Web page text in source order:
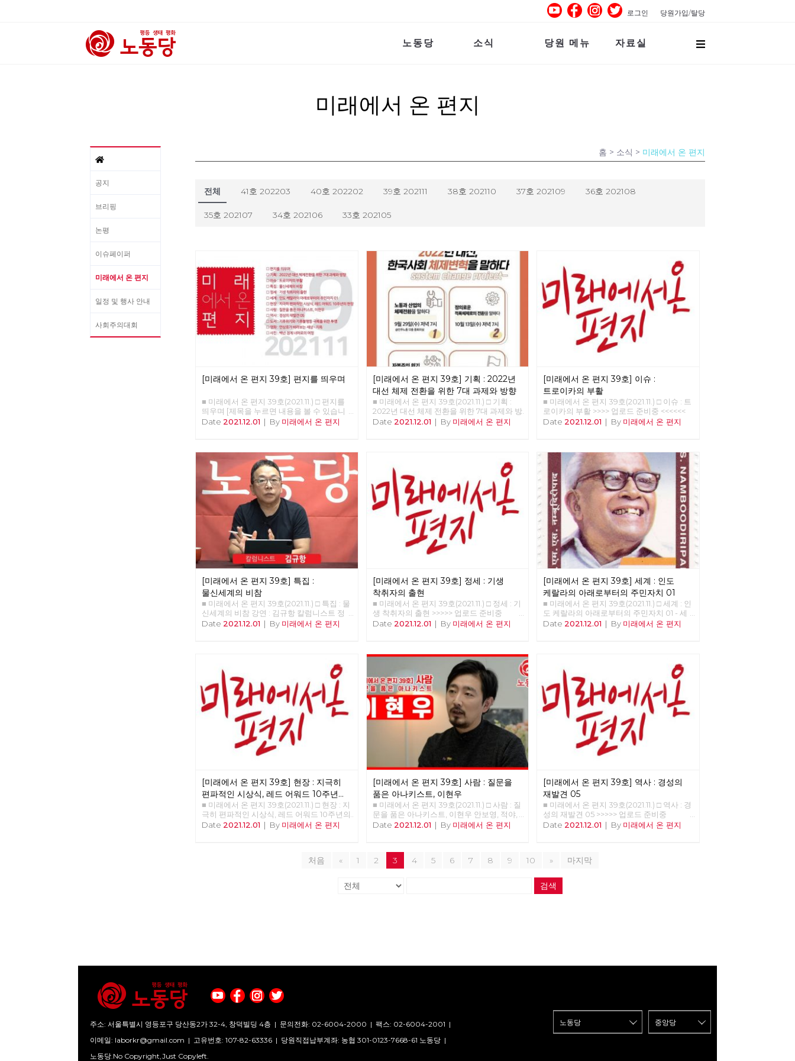
로그인 당원가입/탈당
노동당 소식 당원 메뉴 자료실
미래에서 온 편지
공지
브리핑
논평
이슈페이퍼
미래에서 온 편지
일정 및 행사 안내
사회주의대회
홈 > 소식 > 미래에서 온 편지
전체 41호 202203 40호 202202 39호 202111 38호 202110 37호 202109 36호 202108
35호 202107 34호 202106 33호 202105
[미래에서 온 편지 39호] 편지를 띄우며
■ 미래에서 온 편지 39호(2021.11.) □ 편지를
띄우며 [제목을 누르면 내용을 볼 수 있습니
다.] □ 편지를 띄우며 □ 기획 : 2022년 대선 체
아래로부터의 주민자치 01 □ 현장 : 지극히 편
파적인 시상식, 레드 어워드 10주년의 현장 □
사람 : 질문을 품은 아나키스트, 이현우 □ 역
사 : 경성의 재발견 05 □ 도서 : 기후위기와 기
후불평등 극복을 위한 투쟁 □ 영화 : 연상호가
바라보는 세상 - 지옥 □ 사진 : 백년 경계 너머
로의 여정
Date 2021.12.01 | By 미래에서 온 편지
[미래에서 온 편지 39호] 기획 : 2022년
대선 체제 전환을 위한 7대 과제와 방향
■ 미래에서 온 편지 39호(2021.11.) □ 기획 : 2022년 대선 체제 전환을 위한 7대 과제와 방향 홍석만 참세상연구소 연구원 이제, 정권이 아닌 체제를 바꿀 때 지금 한국 사회는 총체적 위기에 처해 있다. 경제 위기와 생태 위기 이로 인한 우리 삶의 위기가 바로 그것이다. 한국 경제는 IMF 외환 위기, 2008년 글로벌 금융 위기 이어 코로나19 경제 위기를 겪고 있다. 과거 두 차례의 경제 위기 극복이 노동자·민중의 희생에 기초해 이뤄지고 있듯이, 최근 팬데믹으로 인한 경제 위기 역시 노동자·민중의 일방적 희생을 낳고 있다. 더 근본적인 문제는 한국 경제가 성장해도 우리의 삶은 나아지지 않는다는 점이다. ‘고용 없는 성장’이 지속하고 있으며, 새로 창출되는 고용은 ‘저임금·불안정 일자리’뿐이다. 경제 성장의 과실은 경제를 장악한 재벌과 자산 소유자에게만 집중되고 있다. 재벌의 사내 유보금은 천문학적으로 커지고 있지만, 가계 소득은 악화하고 있다. 자산 격차는 코로나19 팬데믹 이후 더욱 커지고 있다. 경제가 성장해도 자본과 자산 소유자의 부(富)만 늘어날 뿐, 경제 불평등과 빈곤은 나날이 심화하고 있다. 이는 자본주의에서 경제위기는 반복될 수밖에 없으며, ‘파이를 키워 나눈다’라는 자본주의 경제 논리는 파국을 맞았음을 말한다. ‘소수 재벌과 자산 불로소득자를 위한 경제’를 ‘모든 사회 구성원의 인간다운 삶을 보장하는 경제’로 체제를 바꾸지 않는 한 경제위기와 노동의 위기를 극복할 수 없다. 기후 위기·생태 위기 역시 심각하다. 생태 파괴의 결과로 코로나19 바이러스와 같은 인수공통감염병의 주기적 창궐이라는 위험 앞에 놓였고, 기후 재앙도 전 세계를 엄습하고 있다. 그런데 코로나19 펜데믹이 그렇듯, 기후 위기의 피해 역시 차별적으로 작동한다. 기후 위기의 주범은 소수의 역사적 탄소 다배출국과 화석 연료를 많이 사용한 대자본임에도 불구하고, 제3세계 국가와 노동자 민중은 기후 위기로 생존의 위기에 몰리고 있다. 부를 독점하여 경제적 불평등 체제를 낳은 주범이 기후 위기의 주범이기도 하다는 사실은 불평등 체제와 기후 위기가 동전의 양면이라는 점을 말하는 것이자, 기후 위기가 자본주의의 결과라는 것을 말한다. 자본주의는 더 많은 이윤을 위해 더 많이 생산하고 노동자를 더 많이 착취하며, 생태계의 자정 능력이 감당할 수 없을 정도로 자연을 수탈하는 체제다. 기업 주도의 녹색 산업 창출이나, 착한 소비자 운동으로는 기후 위기와 생태 파괴를 극복할 수 없다. 생명과 생태 파괴의 대재앙을 불러올 핵 발전도 기후 위기의 대안이 결단코 아니다. 기약 없는 탄소 배출 저감 기술 발전과 시장 규제를 통해 이루겠다는 탄소 중립은 독점 자본의 시장 이윤을 보장하기 위한 거짓과 기만의 방식일 뿐이다. 과잉 생산-과소비로 낭비되는 물자와 자원은 생산량의 30% 가깝고 이를 필요한 만큼, 계획한 만큼만 줄여도 탄소 배출량의 30% 이상을 줄일 수 있다. 무엇보다 경제 체제가 바뀌어야 한다. 자본주의 세계 경제는 지금 성장의 한계를 넘어 경제 성장률이 마이너스(-)가 되어 경제 규모가 축소되는 역상장을 코앞에 두고 있다. 미국과 유럽 등 선진국의 평균 경제 성장률은 이미 0%대에 접어들었고, 기후 위기 확대에 따른 경제 피해의 증가로 빠르면 2030년을 전후로 마이너스 성장(역성장) 국면에 들어간다. 한국 경제도 이제 성장률 1% 대에 들어갔고 2050년 탄소 순배출이 0에 도달하는 탄소 중립을 이루더라도 그즈음 역성장에 들어갈 전망이다. 탄소 감축에 실패해 현재의 탄소 배출량을 지속하면 2030년대 중반 무렵부터 역성장 한다. 위기는 경제 불평등의 심화와 생태 위기에 그치지 않는다. 코로나19로 ‘공적 역할’의 중요성이 커지고 있음에도 불구하고, 한국 사회는 여전히 의료-주택-교육-돌봄의 영역이 시장에 맡겨져 있어, 존엄한 삶을 누릴 권리를 보장받지 못하고 있다. 한반도 정전 체제와 미·중 패권 경쟁의 심화로 한반도 평화는 아직도 염원으로만 남아 있다. 여성, 성 소수자, 장애인, 이주민, 청소년 등 사회적 소수자들은 인간다운 삶을 누릴 권리를 얻지 못한 채, 차별과 배제를 넘어 ‘혐오’의 대상으로까지 되고 있다. 한국 사회를 지배하는‘가치관’의 위기도 심각합니다. 사다리 꼭대기에 오르기 위한 치열한 경쟁 논리와 이를 뒷받침하는 공정성이 유일한 정의인 양 외쳐지고 있다. 이윤의 성장을 뜻하는 자본주의 성장 경제는 현실적, 환경적, 물리적 한계를 맞고 있고 이윤이 아닌 사회적 가치를 생산하는 경제 체제로의 전환을 예고하고 있다. ‘더 많은 이윤-더 많은 생산-더 많은 소비’를 하며 ‘더 많은 노동-더 많은 자연 수탈’에 의해 지탱되는 자본주의를 ‘필요한 만큼 계획적으로 생산하고 소비’하며, ‘더 적은 노동으로 자연과 공존하는 생태 사회’로 전환해야 한다. 이제 뒤엎고 바꿔야 한다. 그것이 체제 전환이다. 우리의 삶이 자본의 돈벌이에 내맡겨지지 않고 사회와 국가가 책임지고 존엄한 삶을 보장하는 사회, 인간과 자연이 공존하는 생태 사회, 차별과 배제·혐오가 없는 평등한 연대 사회, 핵과 전쟁 위기 없는 평화로운 한반도를 만들어야 한다. 2022년은 대통령 선거와 지방 선거가 연이어 있는 해이다. 특히 2022년 대선은 문재인 정부에 대한 평가를 넘어 코로나19를 계기로 부각된 한국 사회 전환의 방향을 둘러싼 대격돌이 벌어지는 장이 될 것이다. 민주당, 국민의힘과 같은 보수 기득권 정당은 경제 위기-생태 위기-삶의 위기를 낳은 공범으로 이를 해결할 의지도, 능력도 없다. 한국 사회의 대전환을 말하지만, 현재 한국 사회를 좀 고쳐 쓰자는 소위 ‘진보 정치’로는 한국 사회의 총체적 위기를 근본적으로 해결할 수 없다. 오직 ‘자본주의 너머’를 현실로 만들고 이를 향해 투쟁할 때 ‘경제 위기, 생태 위기, 삶의 위기’를 극복할 수 있다. ‘정권이 아니라 체제’를 바꿔야 한다. 한국 사회 대전환의 주체는 자본도, 국가도 아닌 바로 우리 노동자·민중이 되어야 한다. 체제 전환의 대안 정치로서 민주적, 생태적 사회주의 정치 운동이 본격화되어야 한다. 1. 재벌 중심 경제 체제에서 만인을 위한 사회적 경제 체제로 전환 1997년 외환위기 이후 한국 경제의 신자유주의 재편이 완료·강화되면서, 재벌과 초국적 자본의 한국 경제 대한 지배력이 강화되었다. 삼성, 현대차, SK, LG, 롯데 등 5대 그룹의 자산은 GDP의 60%에 달할 정도로 소수 재벌에 의한 경제 지배력이 커졌다. 정부 특혜 아래 재벌은 핵심 산업, 제 2금융권, 부동산 투기로 부를 축적하는 한편, 재벌은 반노동 체제, 하청 업체 불공정 거래, 중소 영세 자영업자 생존권 침탈로 막대한 이윤을 축적하고 있다. 그 결과 2020년도 30대 재벌 사내 유보금은 1,045조 원이 넘는다. 특히, 플랫폼 독과점 기업이 재벌화하여 시장 지배를 확대·강화하고 있다. 소비자들에게 편익을, 노동자에게는 유연한 근무를 제공한다고 주장하는 플랫폼 독점 자본은 비용의 일부를 소비자에게 전가하고, 노동자들의 자유와 자기 결정권을 심각하게 훼손하면서 이익을 착취해 가는 자본일 뿐이다. 플랫폼 자본의 과도한 이익은 물가를 높이고, 실질 임금을 낮추어 중소 생산자와 노동자, 대다수의 민중들의 삶을 피폐하게 만든다. 한국 경제 구조는 재벌·독점 기업을 중심으로 하청 계열화 되어 있다. 재화와 서비스를 생산하는 생산 영역에서 재벌과 플랫폼 독점 기업 그리고 이들이 지배하는 기간 산업의 경제적 위상은 막대하다. 따라서 생산 영역을 근본적으로 전환하는 관건은 재벌과 독점 기업의 지배 구조(총수 일가의 황제 경영 구조)를 개혁하는 재벌 개혁 수준을 넘어 재벌의 소유-지배 구조를 근본적으로 개조하는 것이다. 곧 재벌·기간 산업과 플랫폼 독점 기업을 사회화하여 국유 기업 또는 공기업으로 바꾸고, 기업에 대한 노동자·사회적 통제를 결합시켜, 기업 경영의 성과를 노동자를 비롯한 전 사회 구성원이 골고루 누리는 기업으로 재편해야 한다. 또한 재벌이 쌓아 놓은 막대한 독점 이윤을 환수하여 사회적으로 필요한 영역에 투자하거나. 최저임금 인상 등의 노동자 삶의 질 개선, 노동자 민중의 인간다운 삶을 위한 복지 재원으로 쓸 수 있다. 한편, 우리 사회는 2020년 기준으로 상위 1% 가구가 전체 가구 보유 토지의 32.2%를 갖고 있다. 상위 10%(141만 세대)로 확대하면 보유 비중이 77.5%에 달한다. 나머지 90%, 약 1300만 가구가 고작 22.5%의 토지를 보유하고 있다. 법인의 토지 소유 불평등은 더 심각한데, 2020년 기준 상위 1% 법인 2,361곳이 전체 법인 보유 토지의 76.1%를 보유하고 있다. 한국의 땅값은 2018년 말 기준 1경 1,500조 원이며, 이중 민간 보유 땅값은 9,500조 원으로, 1979년 말 325조 원에서 40년 동안 9,164조 원, 문재인 정부 2년 동안에만 2,054조 원 상승했다. 문재인 정부 상위 1%에 속하는 사람 1명당 부동산 불로소득은 연간 25억 원으로 상위 1% 근로 소득(2017년 기준 2.6억)의 9배, 근로 소득 평균(2017년 3,500만원)의 70배에 달한다. 토지와 주택은 재산 형성의 수단이 될 수 없는 모두의 소유물이다. 토지 국유화 정책을 통해 토지에서 발생하는 불로 소득을 막고 주택 등 택지 개발의 이익이 공공의 이익이 되도록 전환해야 한다. 토지뿐만 아니라 금융 불평등도 매우 심각한 수준으로 확대하고 있다. 2019년 기준 전체 배당 소득(22.7조) 중에서 상위 0.1%가 47.1%(10.4조)로 거의 절반을 가져갔다. 상위 10%로 확대하면 93.1%에 해당하는 20.5조를 챙겼다. 이자 소득(총 18조 원)도 마찬가지인데, 상위 1%가 45.5%(8.2조)을 챙겼고, 상위 10%가 전체의 91.0%(16.3조)를 가져갔다. 이처럼 금융 소득 양극화 심화는 물론이고, 상위 계층의 근로 소득 대비 불로 소득 쏠림 현상도 야기한다. 하위 10%가 2019년 얻은 배당 소득과 이자 소득은 각각 1.5억, 1.47억에 그쳤다.(한 명이 1.5억을 가졌다는 것이 아니라 소득 하위 10%인 인구 500만 명의 총 이자 소득이다) 1) 재벌·기간산업·플랫폼 독점 기업의 사회화로 2) 무질서하고 반환경적인 시장 경제에서 생태적·민주적 경제로 3) 재벌과 자산가를 위한 금융/통화에서 노동자·민중을 위한 금융/통화로 4) 토지 사유화에서 토지 국유화로 2. 안전한 일터, 완전 고용을 위한 노동 체제로 전환 저임금-불안정 노동의 확대는 한국 사회 불평등 구조를 악화시키는 주범이다. 우리나라의 상대적 빈곤율은 OECD 회원국 중 네 번째로 높다. OECD에 따르면 2018년부터 2019년 기준 한국의 상대적 빈곤율은 16.7%이다. 상대적 빈곤율은 전체 인구 중 기준 중위 소득의 50%에 미치지 못하는 인구의 비율로 국민 6명 중 한 명으로, 총인구 5천만 명 기준으로 835만여 명이 상대 빈곤에 놓여 있다. 이러한 높은 빈곤율의 원인은 기본적으로 저임금과 비정규직-불안정 일자리의 만연, 단시간 노동의 확대, 소규모 사업장과 비정규 노동자의 ‘노조 할 권리’ 제약, 성별 분업에 기초한 여성 노동의 가치 축소 등이 상대 빈곤과 저임금 구조를 유지·강화시키는 원인이다. 따라서 저임금-불안정 노동을 깨기 위해, 비정규 악법 철폐, 정리해고제 철폐, 원청의 사용자성 인정, 비정규직 우선 해고 금지, 생활 임금을 이뤄야 한다. 더불어 저임금 구조를 유지시키는 성별 분업에 기초한 성차별적 임금-고용을 성평등적 임금-고용으로 바꿔낸다. 또한, 모든 노동자의 ‘노동 3권을 실현’과 함께 ‘노동할 권리’와 ‘정당한 노동의 가치를 인정받을 권리’로 확장한다. 이는 배제와 예외 없는 노동 기본권인 것이다. ‘근로기준법 예외 규정 폐지 및 전면 적용 운동’으로 플랫폼 노동을 포함한 특수 고용 노동자, 작은 사업장 노동자들의 노동 기본권 확대를 이뤄낸다. OECD의 2020년 통계에 의하면, 한국 사회 전체 취업자의 평균 노동 시간은 1,908시간으로 가장 적은 독일의 1,332시간보다 43%이상 길고, 심지어 노동 시간이 길다는 일본의 1,598시간보다도 300시간 이상 길다. 한국의 노동자들이 일본의 노동자들보다 1년에 한 달 반 정도를 더 일한다. 게다가 산재 사망률도 세계 최고 수준이다. 위험의 외주화로 인한 비정규 노동자들의 죽음, 과로사로 인한 노동자의 죽음의 행렬이 이어지고 있다. 무엇보다 장시간 노동은 건강의 악화, 작업 중의 사고 위험 증가, 여가의 부족 등을 야기하기에, 이를 방지하기 위하여 주 당 노동 시간을 30시간으로 정하며 연간 총 노동 시간도 우선 1,500시간 대로 낮춰야 한다. 노동 시간의 제한은 사회적으로 일자리를 나누는 효과도 거둘 것으로 기대된다. 동시에, 이러한 노동 시간의 단축은 연장 근로 제한의 적용이 없는 근로 시간 특례 업종 제도의 폐지와 함께 이루어져 실질적으로 모든 노동자가 그 혜택을 볼 수 있어야 한다. 한편, 현재 자본주의의 구조 위기와 생태 위기 속에서 성장률은 축소 또는 역성장 국면으로 접어들고 있고 그 속에 디지털·산업전환이 이어져 민간의 고용률은 나날이 떨어지고 실업 인구는 날이 갈수록 커지고 있다. 이는 경기 순환 국면에 일시적 직업을 제공해 실업을 해결할 수 없음을 말한다. 따라서 ‘고용 보장’이라는 기본적 요구의 실현은, 그 요구를 체제 변혁 전망과 적극적으로 결합하는 방법 뿐이다. 실업과 불안정 노동층 양산을 통해 축적 위기를 극복하려는 자본에 맞서 ‘생활 임금이 보장된 사회·국가 책임 기본 일자리’를 실현해야 한다. 1) 개인별 이중 노동 시장에서 완전 고용 보장 체제로 2) 저임금-장시간-불안정 노동에서 인간다운 삶을 위한 노동으로 3) 이윤 우선인 노동에서 생명과 안전 우선인 노동으로 3. 모두가 잘 사는 사회·국가 책임 복지 사회로 전환 신자유주의 이후 한국의 복지는 ‘개인’의 책임으로, 그것도 ‘높은 부채’로 지탱되고 있다. 가처분 소득 대비 가계 부채 비율은 2020년 200.7%로 가처분 소득의 두 배를 부채로 끌어다 쓰고 있다. 특히 부채의 절반 정도가 주택 마련이나 전·월세 보증금으로 충당되고 있어, 노동자·민중은 부채에 저당잡힌 삶으로 내몰리고 있다. 취약한 복지는 주택 소유를 노후 복지 대책의 주요 수단으로 만들었다. 특히 외환위기 이후 고용 불안정의 증가, 공적 복지의 미비는 중산층의 부동산 의존성을 더욱 심화시켰는데, 이는 부동산 시장의 붕괴가 곧 노후 복지의 붕괴로 이어짐을 의미한다. 노동할 능력이 있든 없든 모든 사람은 사람다운 삶을 영위할 수 있는 권리를 누려야 한다. 바로 복지는 인간의 ‘기본권’이다. 복지는 개인보다는 가족이, 가족보다는 지역 사회와 국가 차원에서 진행하는 것이 훨씬 비용도 적게 들고, 효과를 극대화할 수 있다. 그러나 자본의 이윤 논리가 최고의 가치인 한국 사회에서 복지는 개인이 책임져야 할 것으로, 불안정 노동을 강요하는 수단으로, 자본의 이윤 수단으로 전락하고 있다. 이에 현 복지 체계를 사회(국가)가 책임지는 방향으로 확 바꿔야 한다. 따라서 복지 문제의 해결을 위해서는 주택 의존적인 복지 해결에서 벗어나 무엇보다 주택 문제와 주거 불안정을 해소하고 교육, 의료 및 필수 공공 사회 서비스의 시장화, 민영화에서 벗어나 공공성을 강화·확장하는 것이 중요하다. 즉, 모두가 행복하고 잘 살 수 있도록 사회와 국가가 복지를 책임지는 복지 사회로의 전환이 필수적이다. 1) 주택을 사는(buy) 것에서 사는(live) 곳으로 2) 입시를 위한 경쟁 교육에서 필요에 따른 평등 교육으로 3) 돈 있어야 받는 의료에서 필요하면 받는 의료로 4) 사회 보장 수준의 획기적 향상, 가사·돌봄·임신·출산·보육·요양 등 필수 사회 서비스 보장 5) 교통·운송·통신·전기 등 공공 서비스의 시장화에서 공영화로 6) 문화·예술의 노동 가치와 공공성 확대 4. 차별과 폭력 없는 평등·연대 사회로 전환 우리 사회에서는 성별, 성정체성, 신체 조건, 외모, 나이, 국적, 인종, 가족 형태, 종교, 사상, 전과, 학력, 재산, 계급 등에서 자신과 다른 존재에 대한 차별과 폭력, 혐오가 만연해 있다. 특히 국민 대다수가 노동자이자 여성이며 다양한 영역에서 소수자 임에도 불구하고 사회는 노동권과 성평등 그리고 차별 금지에 대한 교육과 처벌의 책임을 방기해 왔고 차별과 폭력을 암묵적으로 용인해 왔다. 특히 여성은 자본주의와 가부장제가 상호 결합된 구조 아래 억압-차별을 받고 있다. 성별 분업 구조는 여성의 ‘노동’을 부차화된 노동으로 전락시켜 차별을 정당화하고, 임금 노동과 가사 노동의 이중고를 유지시키며, 여러 형태로 여성의 차별을 재생산하고 있다. 여성가족부의 ‘2020년 성별 임금 격차’ 조사 결과를 보면, 남성 1인당 평균 임금은 7,980만원, 여성은 5,110만원으로 임금 격차가 35.9%에 이르렀는데, 한국의 남녀 임금 격차는 OECD 국가 중 가장 크다. 여성 비정규직 노동자 비율은 45%로, 남성 29.4%보다 15.6%포인트 더 많으며, 여성 저임금 노동자 비율은 24.1%로, 남성 12.0%보다 2배 많았다. 영국 시사 주간지 <이코노미스트>가 지난 3월 발표한 ‘유리천장 지수’ 조사 결과를 보면, 한국의 남녀 임금 격차는 32.5%로 OECD 임금 격차 평균(12.8%)의 2.5배나 됐다. 한편, 여성은 낙태권은 물론이고 임신·출산 등의 재생산의 권리도 박탈당했다. 인구 급증이 문제될 때는 강제 낙태와 피임으로 여성의 몸을 통제했고, 저출산의 시기가 도래하자 ‘낙태 단속’으로 또 여성의 몸을 통제했다. 이성애 중심 가족을 강요하고, 혼인 밖 여성들의 임신·출산의 권리를 박탈하고 있다. 이렇듯 여성은 몸과 노동 모두를 국가(사회)에 의해 통제 당하고 있다. 여기에 여성에게만 강요되는 이중적 성규범은 성폭력 피해자인 여성에게만 책임을 묻고, 가해자들에게 면죄부를 부여했다. 여성에게만 강요되는 감정 노동, 일상화되어 있는 성희롱과 추행 등은 여성들의 계속된 저항에도 쉽게 사라지지 않고 있다. 이로 인해 여성들은 성적 폭력으로 인한 고통에서 헤어나지 못하고 있으며, 디지털 성범죄와 같이 더 잔인하고 교묘하게 여성에 대한 폭력은 확대되고 있다. 또한, 한국 사회에는 성별, 성적 지향 및 성정체성의 차이, 장애 유무, 연령, 인종과 국적 등의 차이가 차별과 억압·배제로 나타나고 있다. 심지어 ‘혐오’의 대상이 되기도 하는데 특히 성소수자가 그렇다. 자본주의는 자본 축적에 필요한 노동력을 공급받기 위해 이성애 가족 만을 정상적 가족으로 인정하면서, 성소수자를 비정상으로 낙인 찍어 왔다. 그 결과 자본주의 시대 들어 그 전 시대보다 성소수자에 대한 혐오와 차별이 심화되었다. 장애인 역시 자본을 위한 이윤 생산에 기여하지 못한다는 이유로 고용 차별과 고용 배제, 그리고 사회와 격리된 삶을 강요당하고 있다. 청소년은 미성년이라는 이유로 제 권리를 제대로 누리지 못하고 있다. 이주민의 비인간적 삶 역시 자본 논리에 기인한다. 정부는 자본을 위해 경제 상황에 따라 저임금-무권리의 이주 노동자를 활용하기도 하고 단속-추방하기도 하면서 일회용품처럼 취급하고 있다. 결혼 이주 여성은 농촌 남성의 결혼 문제를 해결하기 위한 도구 취급을 받고 있으며, 정치적·경제적 고난을 피해 한국 땅으로 온 난민들은 한국 정부의 비인권적 난민 정책으로 난민으로 인정받지 못하고 있다. 우리 사회는 기본권을 누릴 주체를 ‘사람’이 아닌 ‘국민’으로 한정하고 있는 것이다. 역대 정부와 정치권은 ‘포괄적 차별 금지법’조차 제정하지 않음으로써 차별과 배제, 혐오를 차단할 제도적 장치 마련을 위한 노력도 전혀 하지 않고 있다. 1) 가부장적, 성차별적 폭력 사회에서 여성 차별과 폭력 없는 성평등 사회로 2) 성차별적 노동 조건에서 여성 노동권 보장과 임금 차별 철폐로 3) 성소수자·장애인·청소년·이주민에 대한 차별과 배제 없는 평등 사회로 5. 자연과 인간이 공존하는 기후 정의·생태 사회로 전환 현재 지구는 인류와 생물의 생존을 위협하는 생태 위기에 처해 있다. 그런데 이 생태 위기는 자본주의 경제 시스템과 밀접히 연관되어 있다. 첫째, 자본주의는 이윤을 위해 더 많은 ‘생산’을 필요로 하며, 그래야만 유지되는 체제이기 때문이다. 둘째, 이윤을 낳을 수 있는 한 자본주의는 석탄과 석유 같은 화석 연료 사용을 중단하지 못한다. 셋째, 자본주의적 생산의 목적은 환경의 보존과 인류 삶의 향상이 아
Date 2021.12.01 | By 미래에서 온 편지
[미래에서 온 편지 39호] 이슈 :
트로이카의 부활
■ 미래에서 온 편지 39호(2021.11.) □ 이슈 : 트
로이카의 부활 >>>> 업로드 준비중 <<<<<<
Date 2021.12.01 | By 미래에서 온 편지
[미래에서 온 편지 39호] 특집 :
물신세계의 비참
■ 미래에서 온 편지 39호(2021.11.) □ 특집 : 물
신세계의 비참 강연 : 김규항 칼럼니스트 정
리 : 이용규 편집위원 <혁명노트>라는 책에서
그런데 이것은 마르크스 본인이 어렵다고 한
부분이다. 그런데 ‘물신성, 물신 숭배’ 부분이
더 어렵다. <혁명노트>에서 물신성의 정의에
대해서는 충분히 말하지 않았기 때문에 그런
질문들을 받게 되었다. (옮긴이 주: 카를 마르
크스가 쓴 <자본론> 제1권의 1장은 상품과 화
폐의 형태와 가치를 설명한다. 경제학적 지식
을 설명하는 부분이라 다른 부분보다 읽기 어
렵다고 여겨진다. ‘물신성’이란 ‘상품물신성
Commodity Fetishism’이란 말로 1장 제4
두로 삼았다. 김규항 작가는 강연 전반에서
같은 책의 이름을 <자본론>과 <자본>으로 섞
어서 언급했으며, 여기서는 혼동을 피하기 위
해 <자본론>으로 적는다.) 우리가 살아가는
이 자본주의 세계는 상품으로 이루어진 세계
다. 상품이 아닌 것이 없으며, 우리라고 일컬
활하는 것이다. 왜 이런 세상이 만들어졌는지
라고 정의했다. <맨큐의 경제학>의 경제학 10
계속해서 재생산되는 시스템이 필요하다. 이
를 달리 말하면, 노동이 적절히 배분된다는
인 것이다. 봉건 사회에는 공동체의 질서가
있었다. 생산하는 계급이 따로 있고 생산에
참여하지 않으면서 소비하는 계급이란, 역할
지고 반복되었다. 누가 뭘 얼마나 생산하는지
Date 2021.12.01 | By 미래에서 온 편지
[미래에서 온 편지 39호] 정세 : 기생
착취자의 출현
■ 미래에서 온 편지 39호(2021.11.) □ 정세 : 기
생 착취자의 출현 >>>>> 업로드 준비중
<<<<<<
Date 2021.12.01 | By 미래에서 온 편지
[미래에서 온 편지 39호] 세계 : 인도
케랄라의 아래로부터의 주민자치 01
■ 미래에서 온 편지 39호(2021.11.) □ 세계 : 인
도 케랄라의 아래로부터의 주민자치 01 - 세
계적인 모범 사례로서의 분권화와 주민 참여
전체 예산의 35~40%를 할당받는다. 그리고
무엇보다 지방자치제에서 중앙의 심의 없이
예산을 자체적으로 짜고 결정할 수 있다. 이
주민 계획의 시작을 빅뱅이라고 부른 이유가
그 때문이다.1) 케랄라 모델의 입안자였던
EMS 남부디리파드가 집권 이후 가장 먼저
한 것은 토지 개혁이었고 토지 개혁을 어느
정도 이룬 후 바로 다음 목표로 잡은 것이 바
로 대규모 대중 조직에 의해서 실현되는 지방
자치제였다. 케랄라에서는 선출직 대표나 행
예산 사용을 결정하고자 하였다. 기속위임 정
치는 선출 공직자가 통제권을 행사하는 대의
정치와는 다르게 인민이 통제권을 가진다.2)
케랄라는 대의 정치라는 한계 내에서 기속위
임 정치에서 평의회의 역할을 대중 조직에게
맡기고자 한 것이다. 남부디리파드는 지방자
물론 이 대중은 조직되지 않은 다중이 아니라
지방자치제는 인도 자본주의라는 한계 내에
서 할 수 있는 최대한의 기속위임 에 의한 의
행합일 정치를 실현하고자 한 것이었다. <그
의 분열 극복 (4) 주민 계획을 통한 경제 위기
의 극복과 성장 (5) 사회적 약자를 배려하는
Date 2021.12.01 | By 미래에서 온 편지
[미래에서 온 편지 39호] 현장 : 지극히
편파적인 시상식, 레드 어워드 10주년의
현장
■ 미래에서 온 편지 39호(2021.11.) □ 현장 : 지
극히 편파적인 시상식, 레드 어워드 10주년의
현장 >>>> 업로드 준비중 <<<<<<
Date 2021.12.01 | By 미래에서 온 편지
[미래에서 온 편지 39호] 사람 : 질문을
품은 아나키스트, 이현우
■ 미래에서 온 편지 39호(2021.11.) □ 사람 : 질
문을 품은 아나키스트, 이현우 안보영, 적야,
정상천 편집위원 해고자에서 활동가로, 그리
노동자임을 증명해야 하는 게 타당한가? 노
동하는 자가 노동자가 아니면 무엇인가?’ 그
에게 이 물음은 활동의 근거다.
Date 2021.12.01 | By 미래에서 온 편지
[미래에서 온 편지 39호] 역사 : 경성의
재발견 05
■ 미래에서 온 편지 39호(2021.11.) □ 역사 : 경
성의 재발견 05 >>>>> 업로드 준비중
<<<<<<
Date 2021.12.01 | By 미래에서 온 편지
처음 « 1 2 3 4 5 6 7 8 9 10 » 마지막
검색
주소: 서울특별시 영등포구 당산동2가 32-4, 창덕빌딩 4층 | 문의전화: 02-6004-2000 | 팩스: 02-6004-2001 |
이메일: laborkr@gmail.com | 고유번호: 107-82-63336 | 당원직접납부계좌: 농협 301-0123-7668-61 노동당 |
노동당.No Copyright,Just Copyleft.